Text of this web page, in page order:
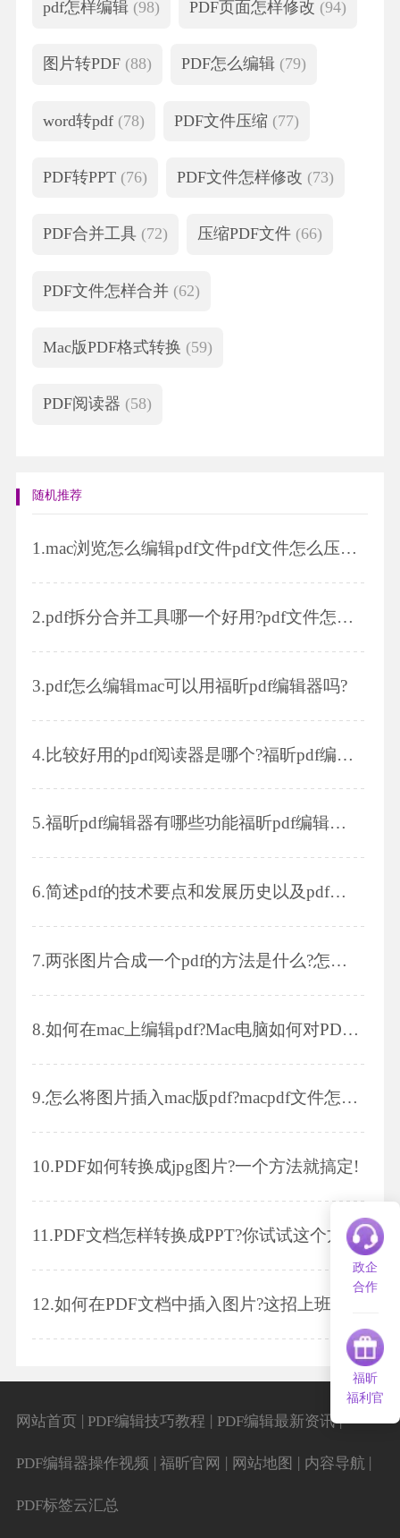
pdf怎样编辑 (98) PDF页面怎样修改 (94)
图片转PDF (88) PDF怎么编辑 (79)
word转pdf (78) PDF文件压缩 (77)
PDF转PPT (76) PDF文件怎样修改 (73)
PDF合并工具 (72) 压缩PDF文件 (66)
PDF文件怎样合并 (62)
Mac版PDF格式转换 (59)
PDF阅读器 (58)
随机推荐
1.mac浏览怎么编辑pdf文件pdf文件怎么压缩变小
2.pdf拆分合并工具哪一个好用?pdf文件怎么进行拆分
3.pdf怎么编辑mac可以用福昕pdf编辑器吗?
4.比较好用的pdf阅读器是哪个?福昕pdf编辑器的功能有哪些?
5.福昕pdf编辑器有哪些功能福昕pdf编辑器怎么用
6.简述pdf的技术要点和发展历史以及pdf格式如何压缩大小
7.两张图片合成一个pdf的方法是什么?怎么关闭起始页?
8.如何在mac上编辑pdf?Mac电脑如何对PDF拆分呢?
9.怎么将图片插入mac版pdf?macpdf文件怎么编辑图片?
10.PDF如何转换成jpg图片?一个方法就搞定!
11.PDF文档怎样转换成PPT?你试试这个方法!
12.如何在PDF文档中插入图片?这招上班族必学会!
政企
合作
福昕
福利官
网站首页 PDF编辑技巧教程 PDF编辑最新资讯 |
PDF编辑器操作视频 福昕官网 网站地图 内容导航
PDF标签云汇总